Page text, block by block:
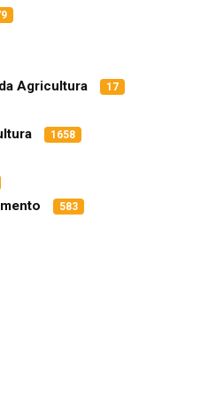
Agricultura 17
1658
583